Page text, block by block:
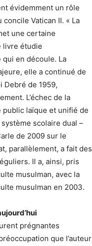
évidemment un rôle
Vatican II. « La
une certaine
livre étudie
en découle. La
elle a continué de
Debré de 1959,
L’échec de la
public laïque et unifié de
scolaire dual –
de 2009 sur le
parallèlement, a fait des
Il a, ainsi, pris
musulman, avec la
musulman en 2003.
prégnantes
que l’auteur